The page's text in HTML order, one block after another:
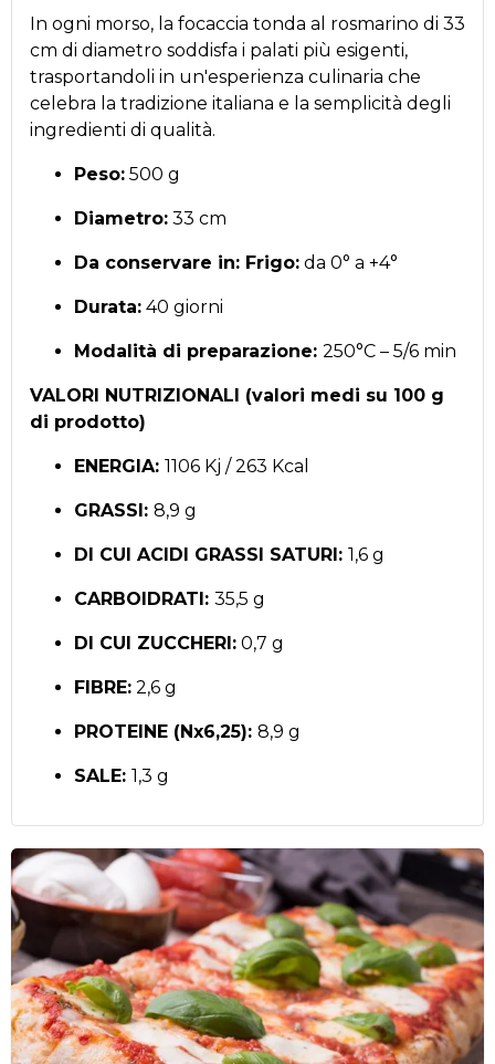
In ogni morso, la focaccia tonda al rosmarino di 33
cm di diametro soddisfa i palati più esigenti,
trasportandoli in un'esperienza culinaria che
celebra la tradizione italiana e la semplicità degli
ingredienti di qualità.
Peso: 500 g
Diametro: 33 cm
Da conservare in: Frigo: da 0° a +4°
Durata: 40 giorni
Modalità di preparazione: 250°C – 5/6 min
VALORI NUTRIZIONALI (valori medi su 100 g
di prodotto)
ENERGIA: 1106 Kj / 263 Kcal
GRASSI: 8,9 g
DI CUI ACIDI GRASSI SATURI: 1,6 g
CARBOIDRATI: 35,5 g
DI CUI ZUCCHERI: 0,7 g
FIBRE: 2,6 g
PROTEINE (Nx6,25): 8,9 g
SALE: 1,3 g